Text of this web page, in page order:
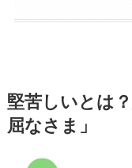
堅苦しいとは
屈なさま」